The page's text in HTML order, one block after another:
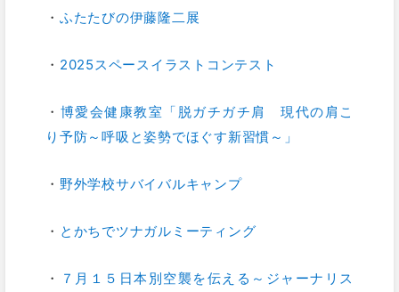
・ ふたたびの伊藤隆二展
・ 2025スペースイラストコンテスト
・ 博愛会健康教室「脱ガチガチ肩 現代の肩こ
り予防～呼吸と姿勢でほぐす新習慣～」
・ 野外学校サバイバルキャンプ
・ とかちでツナガルミーティング
・
７月１５日本別空襲を伝える～ジャーナリス